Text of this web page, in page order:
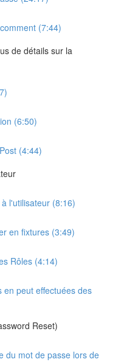
(7:44)
de détails sur la
(6:50)
(4:44)
l'utilisateur (8:16)
en fixtures (3:49)
Rôles (4:14)
en peut effectuées des
Reset)
du mot de passe lors de